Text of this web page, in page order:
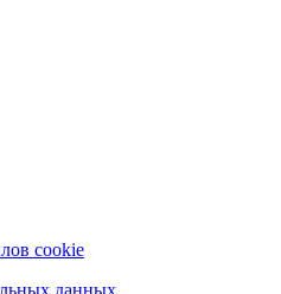
cookie
данных